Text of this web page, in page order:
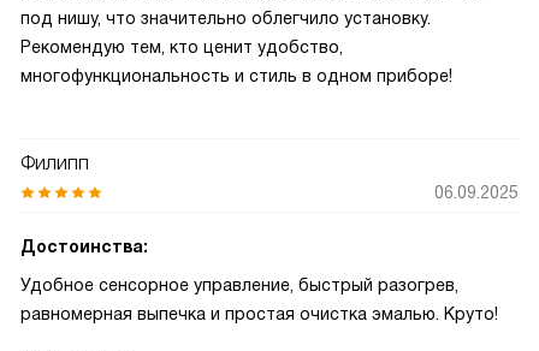
под нишу, что значительно облегчило установку.
Рекомендую тем, кто ценит удобство,
многофункциональность и стиль в одном приборе!
Филипп
06.09.2025
Достоинства:
Удобное сенсорное управление, быстрый разогрев,
равномерная выпечка и простая очистка эмалью. Круто!